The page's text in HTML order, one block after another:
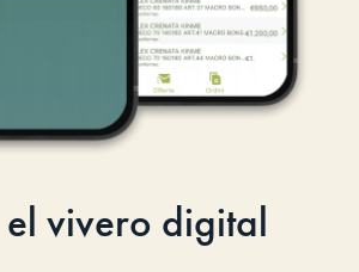
el vivero digital